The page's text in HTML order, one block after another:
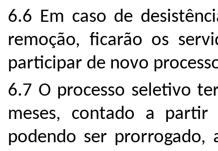
6.6 Em caso de
remoção, ficarão os
participar de novo
6.7 O processo seletivo
meses, contado a
podendo ser